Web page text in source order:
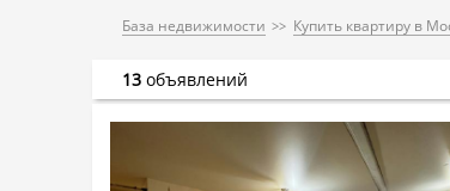
База недвижимости Купить квартиру в
13 объявлений